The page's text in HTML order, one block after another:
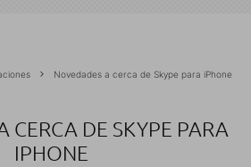
Novedades a cerca de Skype para iPhone
CERCA DE SKYPE PARA
IPHONE